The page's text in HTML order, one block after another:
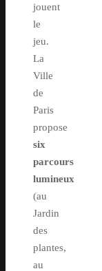
jouent
le
jeu.
La
Ville
de
Paris
propose
six
parcours
lumineux
(au
Jardin
des
plantes,
au